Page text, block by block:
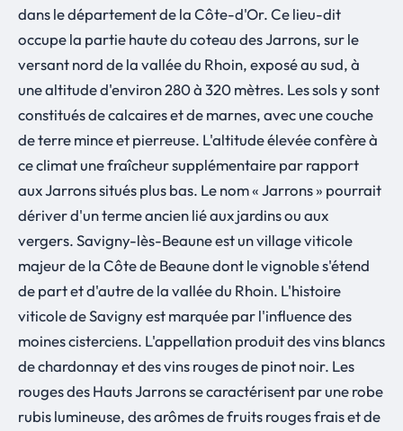
dans le département de la Côte-d'Or. Ce lieu-dit
occupe la partie haute du coteau des Jarrons, sur le
versant nord de la vallée du Rhoin, exposé au sud, à
une altitude d'environ 280 à 320 mètres. Les sols y sont
constitués de calcaires et de marnes, avec une couche
de terre mince et pierreuse. L'altitude élevée confère à
ce climat une fraîcheur supplémentaire par rapport
aux Jarrons situés plus bas. Le nom « Jarrons » pourrait
dériver d'un terme ancien lié aux jardins ou aux
vergers. Savigny-lès-Beaune est un village viticole
majeur de la Côte de Beaune dont le vignoble s'étend
de part et d'autre de la vallée du Rhoin. L'histoire
viticole de Savigny est marquée par l'influence des
moines cisterciens. L'appellation produit des vins blancs
de chardonnay et des vins rouges de pinot noir. Les
rouges des Hauts Jarrons se caractérisent par une robe
rubis lumineuse, des arômes de fruits rouges frais et de